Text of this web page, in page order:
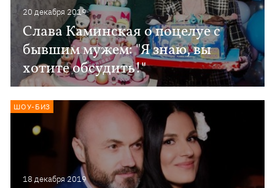
20 декабря 2019
Слава Каминская о поцелуе с
бывшим мужем: "Я знаю, вы
хотите обсудить!"
18 декабря 2019
ШОУ-БИЗ